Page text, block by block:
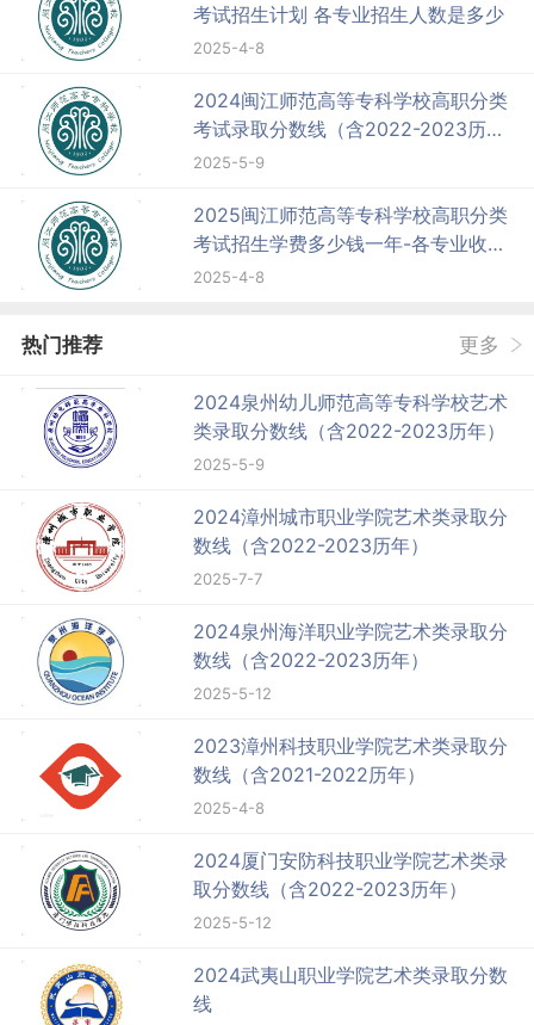
考试招生计划 各专业招生人数是多少
2025-4-8
2024闽江师范高等专科学校高职分类
考试录取分数线（含2022-2023历
年）
2025-5-9
2025闽江师范高等专科学校高职分类
考试招生学费多少钱一年-各专业收费
标准
2025-4-8
热门推荐 更多
2024泉州幼儿师范高等专科学校艺术
类录取分数线（含2022-2023历年）
2025-5-9
2024漳州城市职业学院艺术类录取分
数线（含2022-2023历年）
2025-7-7
2024泉州海洋职业学院艺术类录取分
数线（含2022-2023历年）
2025-5-12
2023漳州科技职业学院艺术类录取分
数线（含2021-2022历年）
2025-4-8
2024厦门安防科技职业学院艺术类录
取分数线（含2022-2023历年）
2025-5-12
2024武夷山职业学院艺术类录取分数
线